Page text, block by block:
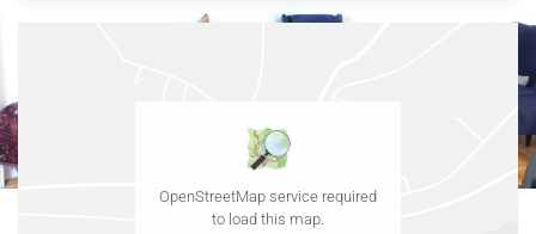
OpenStreetMap service required
to load this map.